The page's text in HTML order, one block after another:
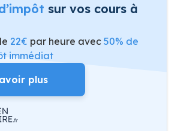
sur vos cours à
22€ par heure avec 50% de
immédiat
plus